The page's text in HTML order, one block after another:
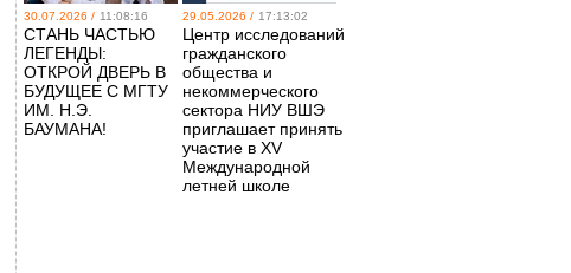
30.07.2026 / 11:08:16
СТАНЬ ЧАСТЬЮ
ЛЕГЕНДЫ:
ОТКРОЙ ДВЕРЬ В
БУДУЩЕЕ С МГТУ
ИМ. Н.Э.
БАУМАНА!
29.05.2026 / 17:13:02
Центр исследований
гражданского
общества и
некоммерческого
сектора НИУ ВШЭ
приглашает принять
участие в XV
Международной
летней школе